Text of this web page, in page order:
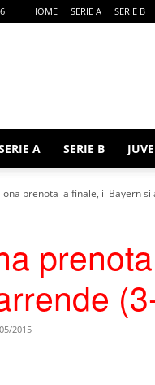
HOME SERIE A SERIE B
A SERIE B
prenota la finale, il Bayern si
2015